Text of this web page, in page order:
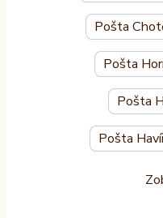
Pošta
Pošta
Pošta
Pošta